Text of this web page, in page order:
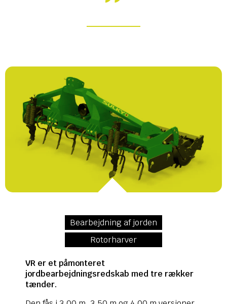
Bearbejdning af jorden
Rotorharver
VR er et påmonteret
jordbearbejdningsredskab med tre rækker
tænder.